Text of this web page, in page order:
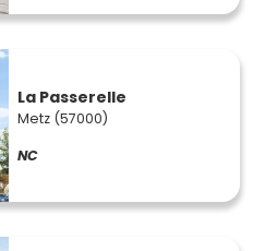
La Passerelle
Metz (57000)
NC